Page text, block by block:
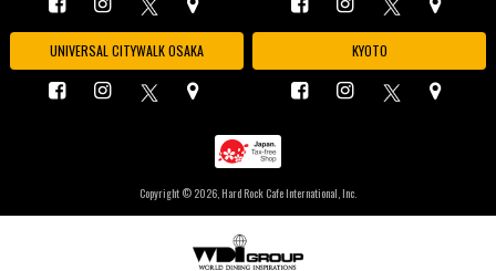
UNIVERSAL CITYWALK OSAKA KYOTO
Copyright © 2026, Hard Rock Cafe International, Inc.